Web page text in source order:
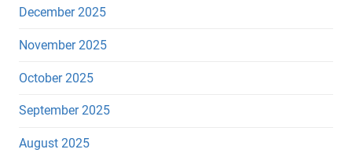
December 2025
November 2025
October 2025
September 2025
August 2025